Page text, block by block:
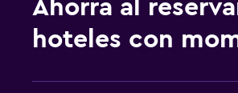
Ahorra al
hoteles con